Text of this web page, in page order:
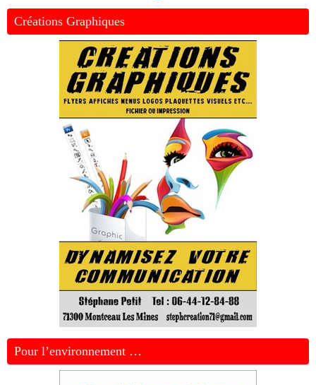
Créations Graphiques
Pour l’environnement …